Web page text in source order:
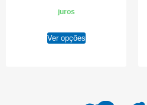
juros
Ver opções